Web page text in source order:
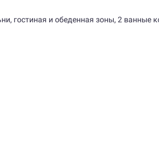
гостиная и обеденная зоны, 2 ванные